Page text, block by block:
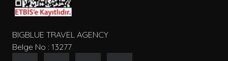
Merkeze Yakın Kiralık Apart
Sadece seçili olanlar
BIGBLUE TRAVEL AGENCY
Belge No : 13277